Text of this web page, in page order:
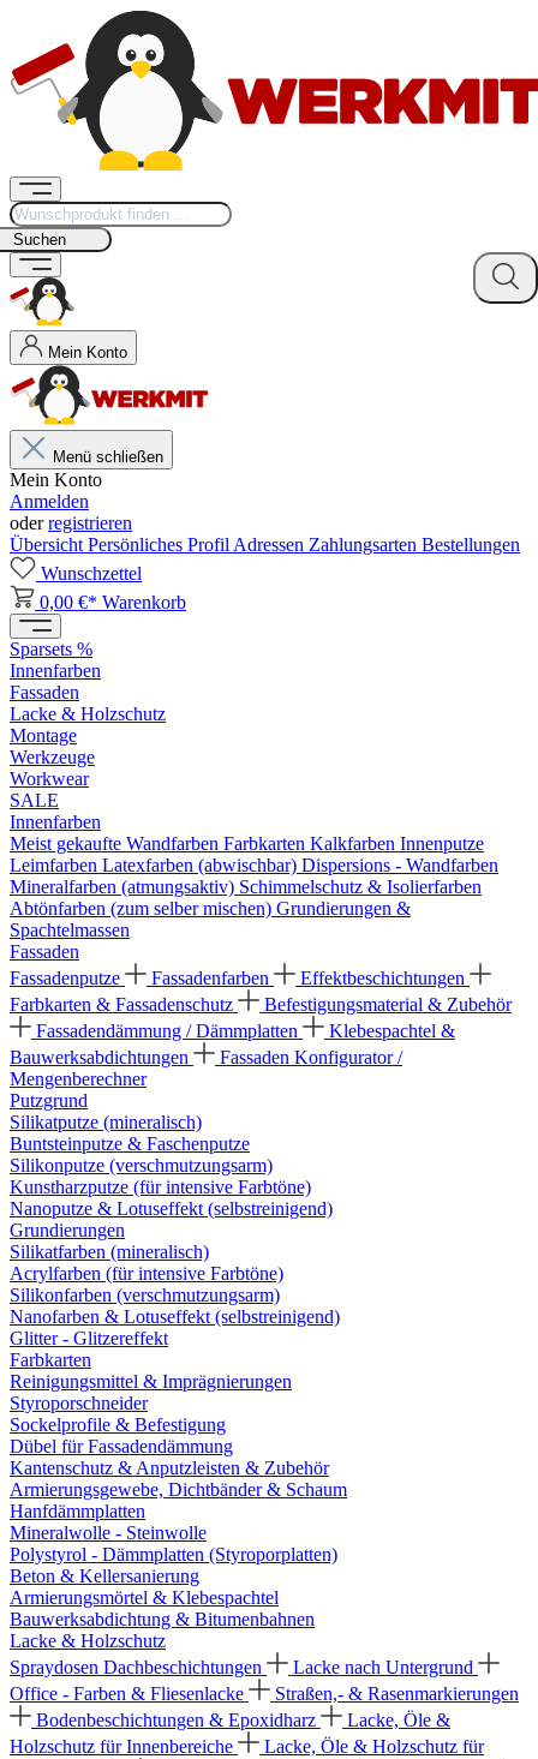
Suchen
Mein Konto
Menü schließen
Mein Konto
Anmelden
oderregistrieren
Übersicht Persönliches Profil Adressen Zahlungsarten Bestellungen
Wunschzettel
0,00 €* Warenkorb
Sparsets %
Innenfarben
Fassaden
Lacke & Holzschutz
Montage
Werkzeuge
Workwear
SALE
Innenfarben
Meist gekaufte Wandfarben Farbkarten Kalkfarben Innenputze
Leimfarben Latexfarben (abwischbar) Dispersions - Wandfarben
Mineralfarben (atmungsaktiv) Schimmelschutz & Isolierfarben
Abtönfarben (zum selber mischen) Grundierungen &
Spachtelmassen
Fassaden
Fassadenputze
Fassadenfarben
Effektbeschichtungen
Farbkarten & Fassadenschutz
Befestigungsmaterial & Zubehör
Fassadendämmung / Dämmplatten
Klebespachtel &
Bauwerksabdichtungen
Fassaden Konfigurator /
Mengenberechner
Putzgrund
Silikatputze (mineralisch)
Buntsteinputze & Faschenputze
Silikonputze (verschmutzungsarm)
Kunstharzputze (für intensive Farbtöne)
Nanoputze & Lotuseffekt (selbstreinigend)
Grundierungen
Silikatfarben (mineralisch)
Acrylfarben (für intensive Farbtöne)
Silikonfarben (verschmutzungsarm)
Nanofarben & Lotuseffekt (selbstreinigend)
Glitter - Glitzereffekt
Farbkarten
Reinigungsmittel & Imprägnierungen
Styroporschneider
Sockelprofile & Befestigung
Dübel für Fassadendämmung
Kantenschutz & Anputzleisten & Zubehör
Armierungsgewebe, Dichtbänder & Schaum
Hanfdämmplatten
Mineralwolle - Steinwolle
Polystyrol - Dämmplatten (Styroporplatten)
Beton & Kellersanierung
Armierungsmörtel & Klebespachtel
Bauwerksabdichtung & Bitumenbahnen
Lacke & Holzschutz
Spraydosen Dachbeschichtungen
Lacke nach Untergrund
Office - Farben & Fliesenlacke
Straßen,- & Rasenmarkierungen
Bodenbeschichtungen & Epoxidharz
Lacke, Öle &
Holzschutz für Innenbereiche
Lacke, Öle & Holzschutz für